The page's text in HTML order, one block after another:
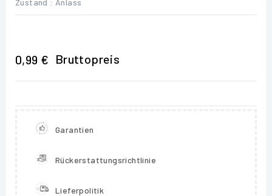
0,99 € Bruttopreis
Garantien
Rückerstattungsrichtlinie
Lieferpolitik